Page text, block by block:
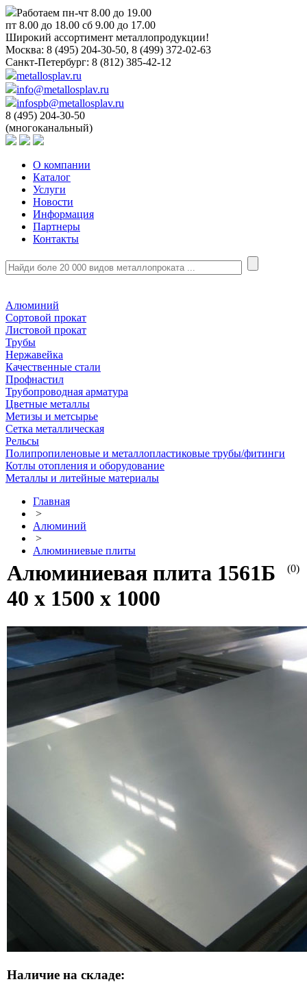
Работаем пн-чт 8.00 до 19.00
пт 8.00 до 18.00 сб 9.00 до 17.00
Широкий ассортимент металлопродукции!
Москва: 8 (495) 204-30-50, 8 (499) 372-02-63
Санкт-Петербург: 8 (812) 385-42-12
metallosplav.ru
info@metallosplav.ru
infospb@metallosplav.ru
8 (495) 204-30-50
(многоканальный)
О компании
Каталог
Услуги
Новости
Информация
Партнеры
Контакты
Алюминий
Сортовой прокат
Листовой прокат
Трубы
Нержавейка
Качественные стали
Профнастил
Трубопроводная арматура
Цветные металлы
Метизы и метсырье
Сетка металлическая
Рельсы
Полипропиленовые и металлопластиковые трубы/фитинги
Котлы отопления и оборудование
Металлы и литейные материалы
Главная
>
Алюминий
>
Алюминиевые плиты
(0)
Алюминиевая плита 1561Б
40 х 1500 х 1000
Наличие на складе: